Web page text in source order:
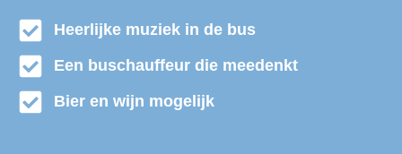
Heerlijke muziek in de bus
Een buschauffeur die meedenkt
Bier en wijn mogelijk